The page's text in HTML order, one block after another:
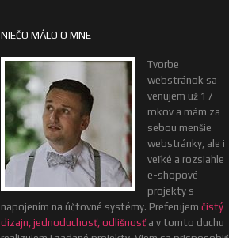
NIEČO MÁLO O MNE
Tvorbe
webstránok sa
venujem už 17
rokov a mám za
sebou menšie
webstránky, ale i
veľké a rozsiahle
e-shopové
projekty s
napojením na účtovné systémy. Preferujem čistý
dizajn, jednoduchosť, odlišnosť a v tomto duchu